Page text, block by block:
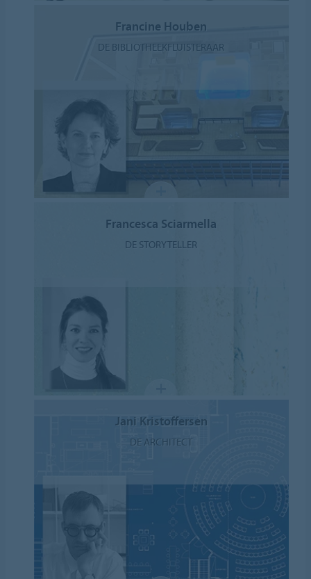
Francine Houben
DE BIBLIOTHEEKFLUISTERAAR
Francesca Sciarmella
DE STORYTELLER
Jani Kristoffersen
DE ARCHITECT